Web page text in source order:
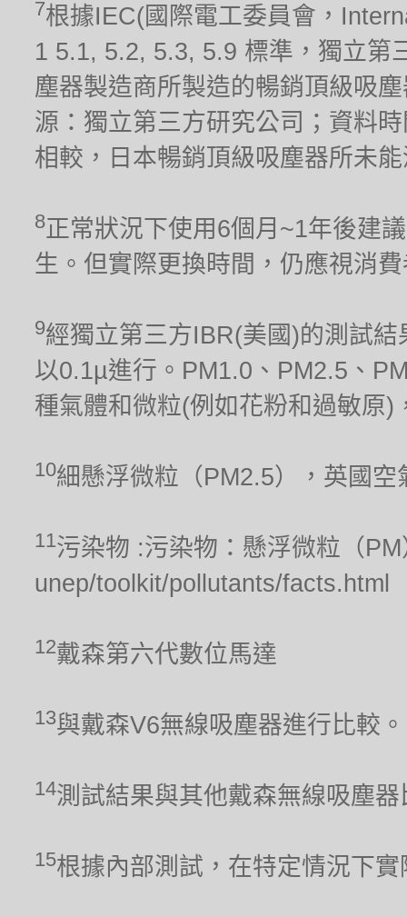
7根據IEC(國際電工委員會，
1 5.1, 5.2, 5.3, 5.9 標準，獨立第
塵器製造商所製造的暢銷頂級吸
源：獨立第三方研究公司；資料
相較，日本暢銷頂級吸塵器所未
8正常狀況下使用6個月~1年後建
生。但實際更換時間，仍應視消
9經獨立第三方IBR(美國)的測試
以0.1µ進行。PM1.0、PM2.5、
種氣體和微粒(例如花粉和過敏原
10細懸浮微粒（PM2.5），英國空
11污染物 :污染物：懸浮微粒（
unep/toolkit/pollutants/facts.html
12戴森第六代數位馬達
13與戴森V6無線吸塵器進行比較。
14測試結果與其他戴森無線吸塵器
15根據內部測試，在特定情況下